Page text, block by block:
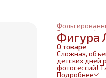
Главная
Фигура
О товаре
Сложная,
детских дней
фотосессий!
Подробнее